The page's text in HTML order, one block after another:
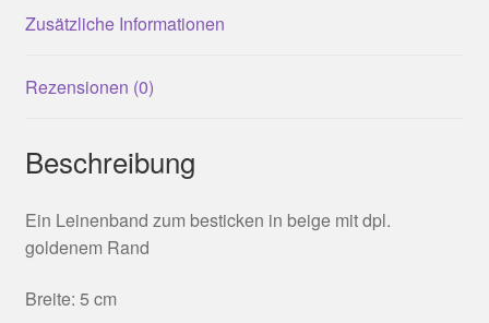
Zusätzliche Informationen
Rezensionen (0)
Beschreibung
Ein Leinenband zum besticken in beige mit dpl.
goldenem Rand
Breite: 5 cm